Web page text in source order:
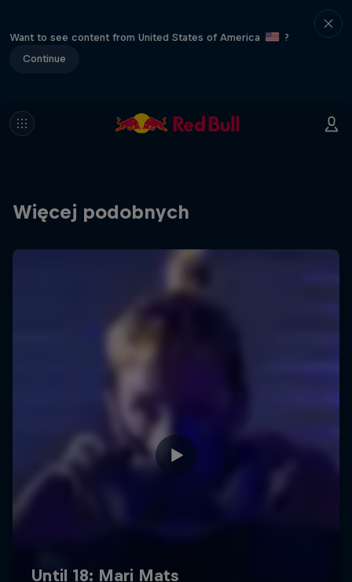
Want to see content from United States of America
?
Continue
Więcej podobnych